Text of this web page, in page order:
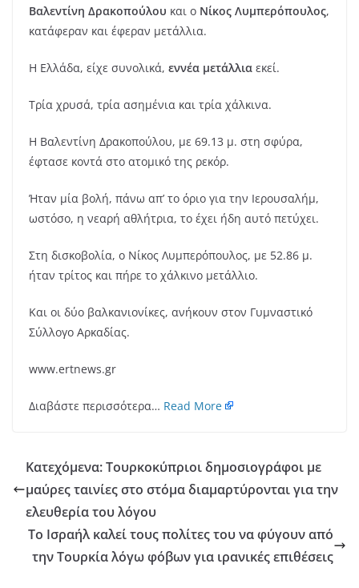
Βαλεντίνη Δρακοπούλου και ο Νίκος Λυμπερόπουλος,
κατάφεραν και έφεραν μετάλλια.
Η Ελλάδα, είχε συνολικά, εννέα μετάλλια εκεί.
Τρία χρυσά, τρία ασημένια και τρία χάλκινα.
Η Βαλεντίνη Δρακοπούλου, με 69.13 μ. στη σφύρα,
έφτασε κοντά στο ατομικό της ρεκόρ.
Ήταν μία βολή, πάνω απ’ το όριο για την Ιερουσαλήμ,
ωστόσο, η νεαρή αθλήτρια, το έχει ήδη αυτό πετύχει.
Στη δισκοβολία, ο Νίκος Λυμπερόπουλος, με 52.86 μ.
ήταν τρίτος και πήρε το χάλκινο μετάλλιο.
Και οι δύο βαλκανιονίκες, ανήκουν στον Γυμναστικό
Σύλλογο Αρκαδίας.
www.ertnews.gr
Διαβάστε περισσότερα… Read More
Κατεχόμενα: Τουρκοκύπριοι δημοσιογράφοι με
μαύρες ταινίες στο στόμα διαμαρτύρονται για την
ελευθερία του λόγου
To Ισραήλ καλεί τους πολίτες του να φύγουν από
την Τουρκία λόγω φόβων για ιρανικές επιθέσεις